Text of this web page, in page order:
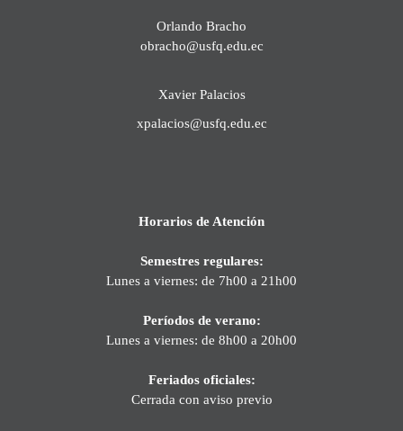
Orlando Bracho
obracho@usfq.edu.ec
Xavier Palacios
xpalacios@usfq.edu.ec
Horarios de Atención
Semestres regulares:
Lunes a viernes: de 7h00 a 21h00
Períodos de verano:
Lunes a viernes: de 8h00 a 20h00
Feriados oficiales:
Cerrada con aviso previo